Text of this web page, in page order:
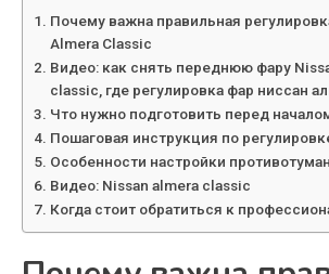
Почему важна правильная
Almera Classic
Видео: как снять переднюю фару
classic, где регулировка фар ниссан
Что нужно подготовить перед
Пошаговая инструкция по
Особенности настройки
Видео: Nissan almera classic
Когда стоит обратиться к